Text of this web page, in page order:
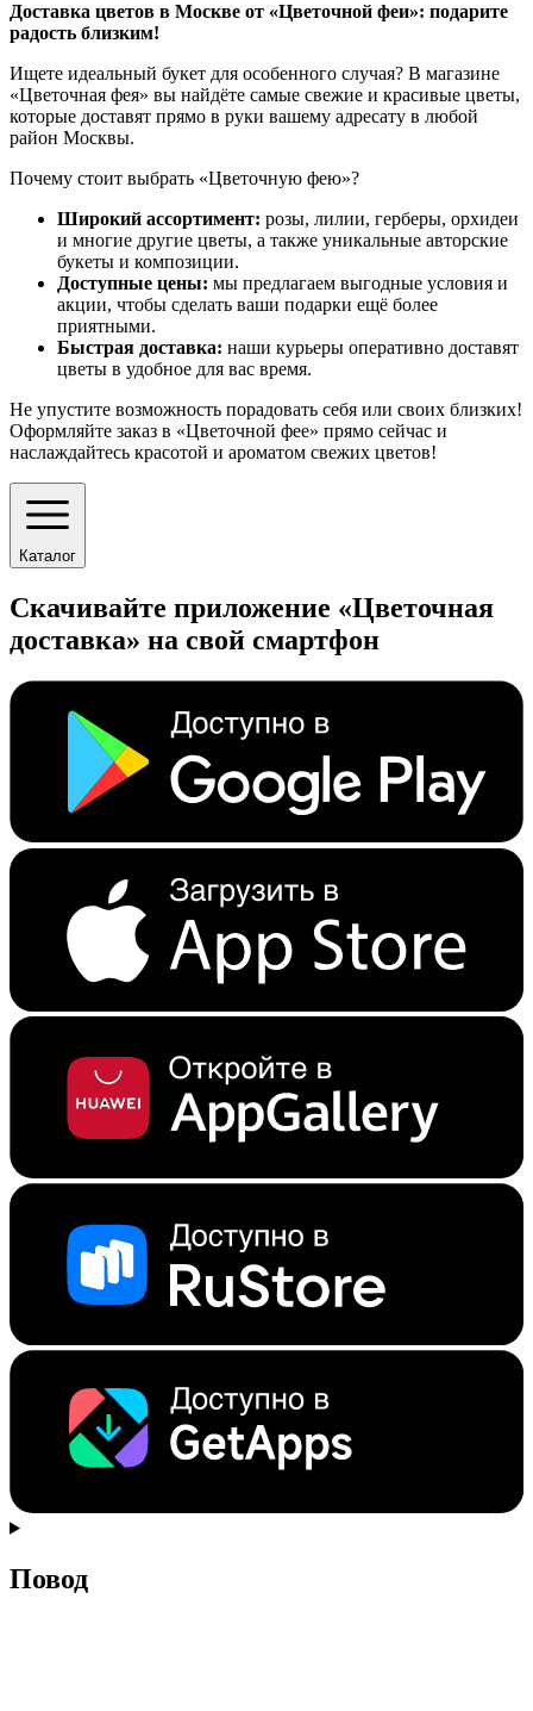
Доставка цветов в Москве от «Цветочной феи»: подарите
радость близким!
Ищете идеальный букет для особенного случая? В магазине
«Цветочная фея» вы найдёте самые свежие и красивые цветы,
которые доставят прямо в руки вашему адресату в любой
район Москвы.
Почему стоит выбрать «Цветочную фею»?
Широкий ассортимент: розы, лилии, герберы, орхидеи
и многие другие цветы, а также уникальные авторские
букеты и композиции.
Доступные цены: мы предлагаем выгодные условия и
акции, чтобы сделать ваши подарки ещё более
приятными.
Быстрая доставка: наши курьеры оперативно доставят
цветы в удобное для вас время.
Не упустите возможность порадовать себя или своих близких!
Оформляйте заказ в «Цветочной фее» прямо сейчас и
наслаждайтесь красотой и ароматом свежих цветов!
Каталог
Скачивайте приложение «Цветочная
доставка» на свой смартфон
Повод